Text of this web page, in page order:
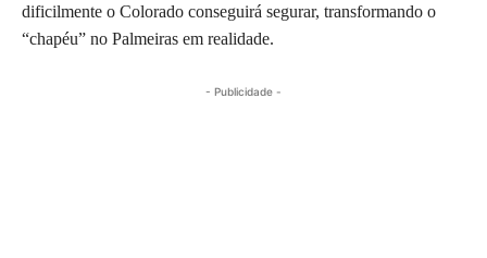
dificilmente o Colorado conseguirá segurar, transformando o
“chapéu” no Palmeiras em realidade.
- Publicidade -